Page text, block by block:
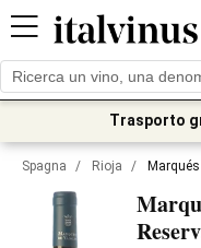
Trasporto
Spagna / Rioja /